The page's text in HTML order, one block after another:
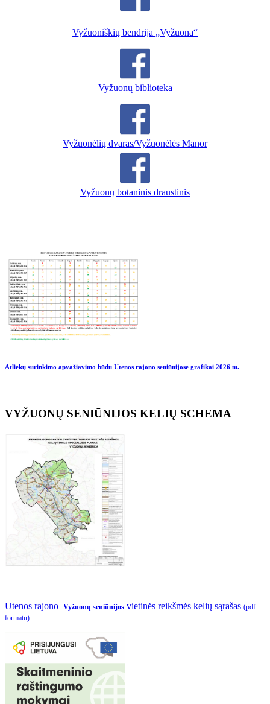
Vyžuoniškių bendrija „Vyžuona“
Vyžuonų biblioteka
Vyžuonėlių dvaras/Vyžuonėlės Manor
Vyžuonų botaninis draustinis
Atliekų surinkimo apvažiavimo būdu Utenos rajono seniūnijose grafikai 2026 m.
VYŽUONŲ SENIŪNIJOS KELIŲ SCHEMA
Utenos rajono Vyžuonų seniūnijos vietinės reikšmės kelių sąrašas (pdf
formatu)